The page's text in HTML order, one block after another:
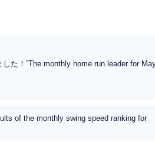
た！”The monthly home run leader for
of the monthly swing speed ranking for